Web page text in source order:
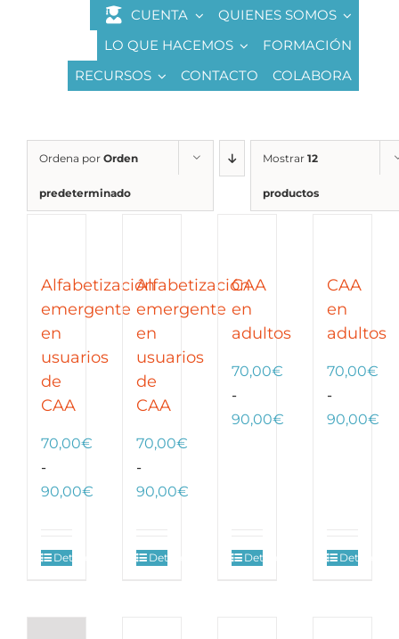
contenido
CUENTA
QUIENES SOMOS
LO QUE HACEMOS
FORMACIÓN
RECURSOS
CONTACTO COLABORA
Ordena por Orden
predeterminado
Mostrar 12
productos
Alfabetización
emergente
en
usuarios
de
CAA
70,00€
-
90,00€ Rango
desde
Detalles
Alfabetización
emergente
en
usuarios
de
CAA
70,00€
-
90,00€
desde
Detalles
CAA
en
adultos
70,00€
-
90,00€ Rango
90,00€
Detalles
CAA
en
adultos
70,00€
-
90,00€
Detalles